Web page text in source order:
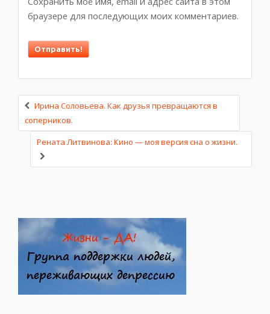
браузере для последующих моих комментариев.
Ирина Соловьева. Как друзья превращаются в
соперников.
Рената Литвинова: Кино — моя версия сна о жизни.